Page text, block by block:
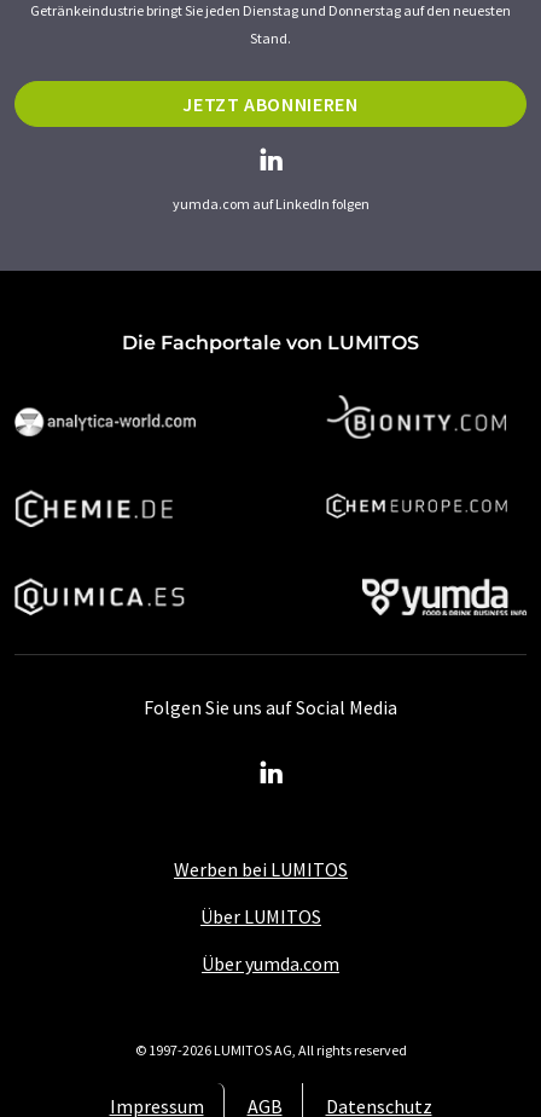
Getränkeindustrie bringt Sie jeden Dienstag und Donnerstag auf den neuesten
Stand.
JETZT ABONNIEREN
yumda.com auf LinkedIn folgen
Die Fachportale von LUMITOS
Werben bei LUMITOS
Über LUMITOS
Über yumda.com
Impressum AGB Datenschutz
Folgen Sie uns auf Social Media
© 1997-2026 LUMITOS AG, All rights reserved